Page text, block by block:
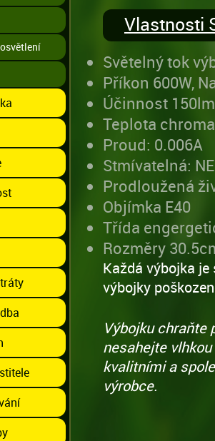
Vlastnosti
Světelný tok
Příkon 600W,
Účinnost
Teplota
Proud: 0.006A
Stmívatelná: NE
Prodloužená
Objímka E40
Třída
Rozměry
Každá výbojka
výbojky
Výbojku chraňte
nesahejte
kvalitními a
výrobce.